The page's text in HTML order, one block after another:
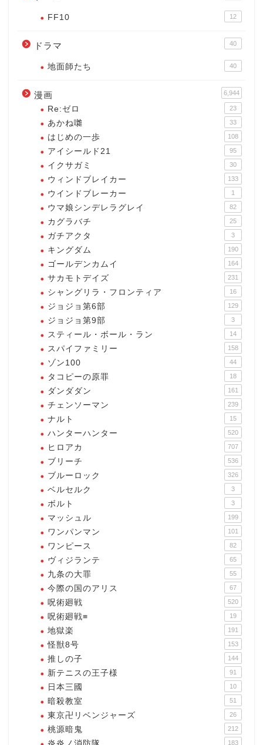
FF10 12
ドラマ 40
地面師たち 40
漫画 6,944
Re:ゼロ 23
あかね囃 33
はじめの一歩 108
アイシールド21 95
イクサガミ 30
ウィンドブレイカー 133
ウインドブレーカー 1
ウマ娘シンデレラグレイ 82
カグラバチ 25
ガチアクタ 3
キングダム 190
ゴールデンカムイ 164
サカモトデイズ 231
シャングリラ・フロンティア 16
ジョジョ第6部 129
ジョジョ第9部 3
スティール・ボール・ラン 14
スパイファミリー 158
ゾン100 44
タコピーの原罪 18
ダンダダン 161
チェンソーマン 239
ナルト 15
ハンターハンター 520
ヒロアカ 707
ブリーチ 536
ブルーロック 326
ベルセルク 3
ボルト 3
マッシュル 199
ワンパンマン 101
ワンピース 82
ヴィジランテ 65
九条の大罪 55
今際の国のアリス 67
呪術廻戦 520
呪術廻戦≡ 19
地獄楽 191
怪獣8号 153
推しの子 144
新テニスの王子様 91
日本三國 10
暗殺教室 51
東京卍リベンジャーズ 26
桃源暗鬼 212
183